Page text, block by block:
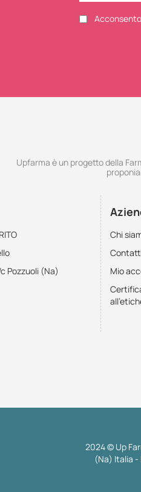
Upfarma è un progetto della
Pozzuoli (Na)
Chi
Mio
2024 © Up
(Na) Italia -